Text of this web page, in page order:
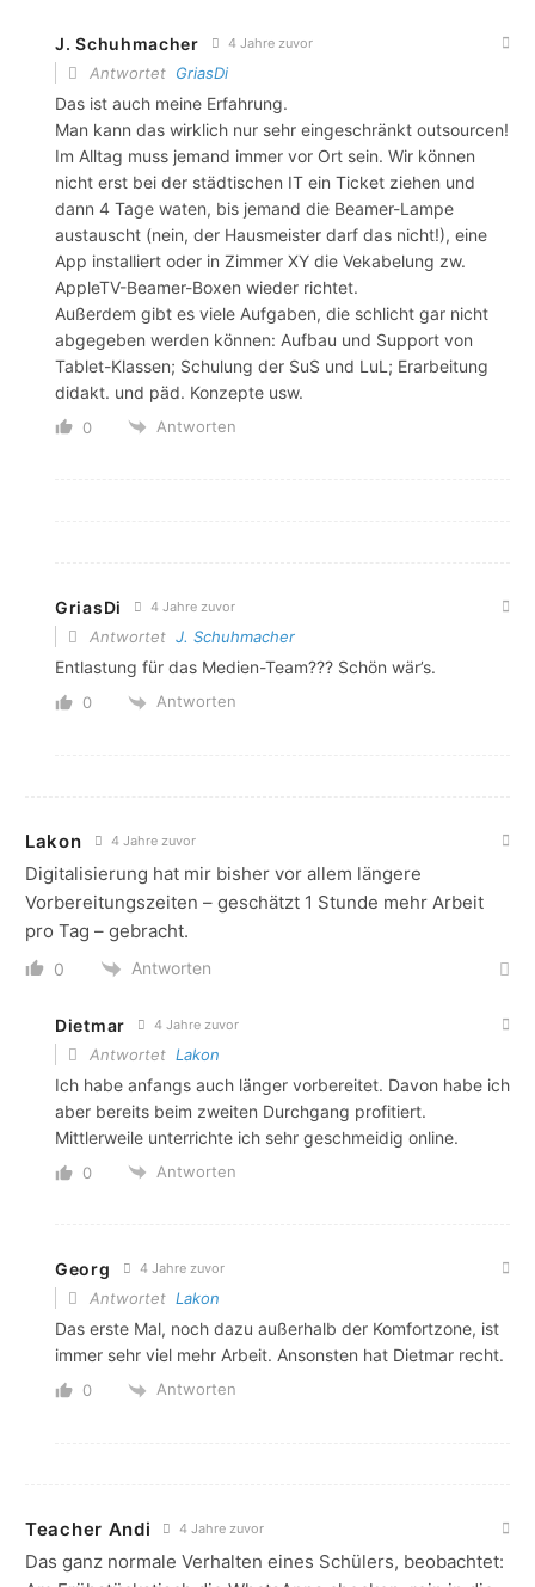
J. Schuhmacher 4 Jahre zuvor
Antwortet GriasDi
Das ist auch meine Erfahrung.
Man kann das wirklich nur sehr eingeschränkt outsourcen!
Im Alltag muss jemand immer vor Ort sein. Wir können
nicht erst bei der städtischen IT ein Ticket ziehen und
dann 4 Tage waten, bis jemand die Beamer-Lampe
austauscht (nein, der Hausmeister darf das nicht!), eine
App installiert oder in Zimmer XY die Vekabelung zw.
AppleTV-Beamer-Boxen wieder richtet.
Außerdem gibt es viele Aufgaben, die schlicht gar nicht
abgegeben werden können: Aufbau und Support von
Tablet-Klassen; Schulung der SuS und LuL; Erarbeitung
didakt. und päd. Konzepte usw.
0 Antworten
GriasDi 4 Jahre zuvor
Antwortet J. Schuhmacher
Entlastung für das Medien-Team??? Schön wär’s.
0 Antworten
Lakon 4 Jahre zuvor
Digitalisierung hat mir bisher vor allem längere
Vorbereitungszeiten – geschätzt 1 Stunde mehr Arbeit
pro Tag – gebracht.
0 Antworten
Dietmar 4 Jahre zuvor
Antwortet Lakon
Ich habe anfangs auch länger vorbereitet. Davon habe ich
aber bereits beim zweiten Durchgang profitiert.
Mittlerweile unterrichte ich sehr geschmeidig online.
0 Antworten
Georg 4 Jahre zuvor
Antwortet Lakon
Das erste Mal, noch dazu außerhalb der Komfortzone, ist
immer sehr viel mehr Arbeit. Ansonsten hat Dietmar recht.
0 Antworten
Teacher Andi 4 Jahre zuvor
Das ganz normale Verhalten eines Schülers, beobachtet: